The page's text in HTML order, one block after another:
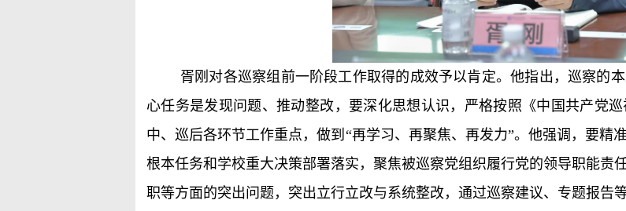
胥刚对各巡察组前一阶段工作取得的成效予以肯定。他指出，巡察的
心任务是发现问题、推动整改，要深化思想认识， 严格按照《中国共产党
中、巡后各环节工作重点，做到“再学习、再聚焦、再发力”。他强调，要精
根本任务和学校重大决策部署落实，聚焦被巡察党组织履行党的领导职能责
职等方面的突出问题，突出立行立改与系统整改，通过巡察建议、专题报告